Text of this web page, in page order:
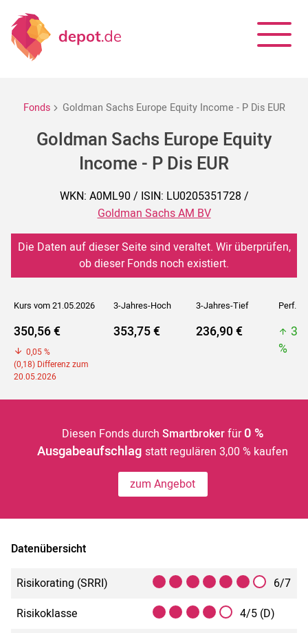
Fonds Goldman Sachs Europe Equity Income - P Dis EUR
Goldman Sachs Europe Equity
Income - P Dis EUR
WKN: A0ML90 / ISIN: LU0205351728 /
Goldman Sachs AM BV
Die Daten auf dieser Seite sind veraltet. Wir überprüfen,
ob dieser Fonds noch existiert.
Kurs vom 21.05.2026 3-Jahres-Hoch 3-Jahres-Tief Perf. 5J
350,56 €
0,05 %
(0,18) Differenz zum
20.05.2026
353,75 € 236,90 €
%
Diesen Fonds durch Smartbrokerfür 0 %
Ausgabeaufschlagstatt regulären 3,00 % kaufen
zum Angebot
Datenübersicht
Risikorating (SRRI)
6/7
Risikoklasse
4/5 (D)